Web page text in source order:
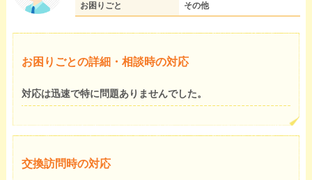
お困りごと その他
お困りごとの詳細・相談時の対応
対応は迅速で特に問題ありませんでした。
交換訪問時の対応